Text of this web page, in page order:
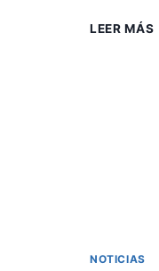
LEER MÁS
NOTICIAS